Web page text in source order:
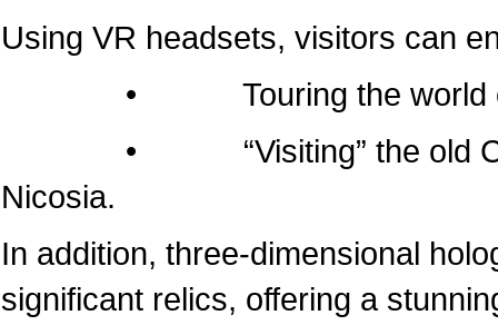
Using VR headsets, visitors can
• Touring the world of
• “Visiting” the old
Nicosia.
In addition, three-dimensional
significant relics, offering a